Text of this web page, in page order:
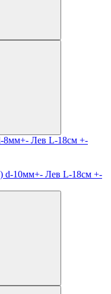
8мм+- Лев L-18см +-